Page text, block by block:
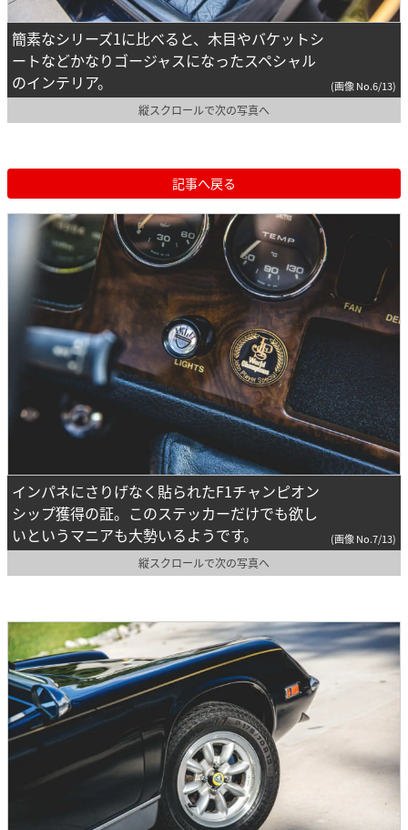
簡素なシリーズ1に比べると、木目やバケットシ
ートなどかなりゴージャスになったスペシャル
のインテリア。
(画像 No.6/13)
縦スクロールで次の写真へ
記事へ戻る
インパネにさりげなく貼られたF1チャンピオン
シップ獲得の証。このステッカーだけでも欲し
いというマニアも大勢いるようです。
(画像 No.7/13)
縦スクロールで次の写真へ